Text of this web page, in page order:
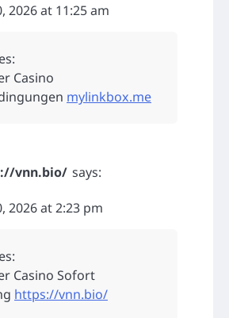
2026 at 11:25 am
Casino
mylinkbox.me
vnn.bio/ says:
2026 at 2:23 pm
Casino Sofort
https://vnn.bio/